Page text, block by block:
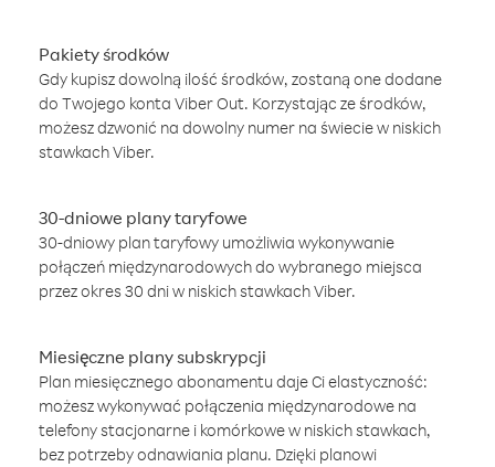
Pakiety środków
Gdy kupisz dowolną ilość środków, zostaną one dodane
do Twojego konta Viber Out. Korzystając ze środków,
możesz dzwonić na dowolny numer na świecie w niskich
stawkach Viber.
30-dniowe plany taryfowe
30-dniowy plan taryfowy umożliwia wykonywanie
połączeń międzynarodowych do wybranego miejsca
przez okres 30 dni w niskich stawkach Viber.
Miesięczne plany subskrypcji
Plan miesięcznego abonamentu daje Ci elastyczność:
możesz wykonywać połączenia międzynarodowe na
telefony stacjonarne i komórkowe w niskich stawkach,
bez potrzeby odnawiania planu. Dzięki planowi